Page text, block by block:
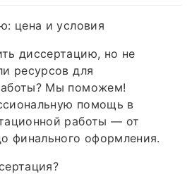
цена и условия
диссертацию, но не
ресурсов для
Мы поможем!
помощь в
работы — от
финального оформления.